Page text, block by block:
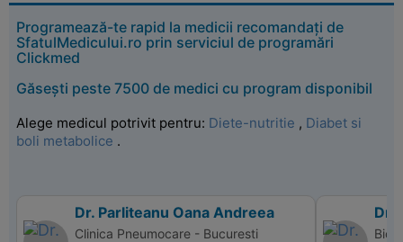
Programează-te rapid la medicii recomandați de
SfatulMedicului.ro prin serviciul de programări
Clickmed
Găsești peste 7500 de medici cu program disponibil
Alege medicul potrivit pentru: Diete-nutritie , Diabet si
boli metabolice .
Dr. Parliteanu Oana Andreea
Clinica Pneumocare - Bucuresti
Dr.
Bio